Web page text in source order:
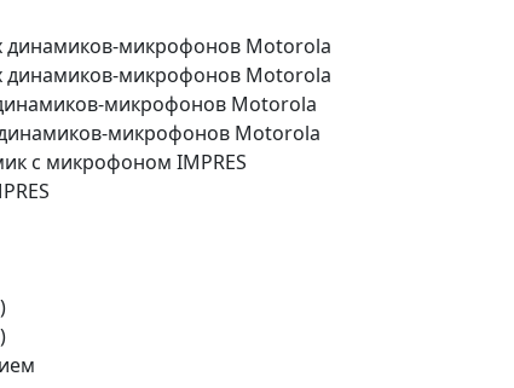
динамиков-микрофонов Motorola
динамиков-микрофонов Motorola
микрофонов Motorola
микрофонов Motorola
с микрофоном IMPRES